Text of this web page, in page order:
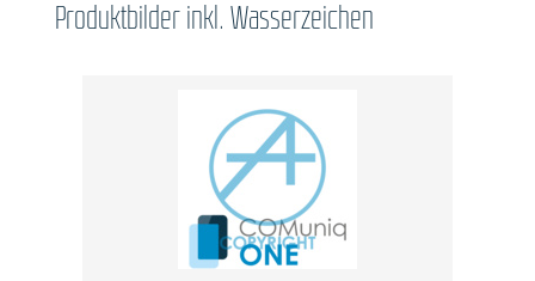
Produktbilder inkl. Wasserzeichen